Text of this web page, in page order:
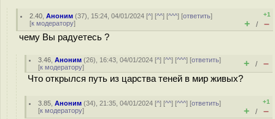
2.40 ,Аноним (37), 15:24, 04/01/2024 [^] [^^] [^^^] [ответить]
[к модератору]
+1
+ / –
чему Вы радуетесь ?
3.46 ,Аноним (26), 16:43, 04/01/2024 [^] [^^] [^^^] [ответить]
[к модератору] + / –
Что открылся путь из царства теней в мир живых?
3.85 ,Аноним (34), 21:35, 04/01/2024 [^] [^^] [^^^] [ответить]
[к модератору]
+1
+ / –